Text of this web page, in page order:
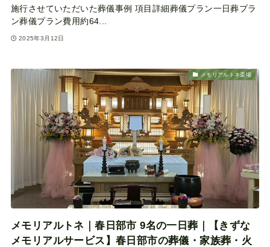
施行させていただいた葬儀事例 項目詳細葬儀プラン一日葬プラ
ン葬儀プラン費用約64...
2025年3月12日
メモリアルトネ斎場
メモリアルトネ｜春日部市 9名の一日葬｜【きずな
メモリアルサービス】春日部市の葬儀・家族葬・火